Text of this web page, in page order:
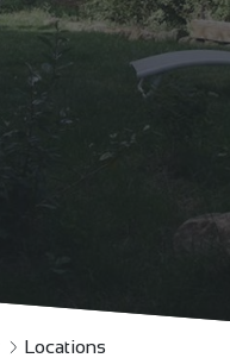
Locations